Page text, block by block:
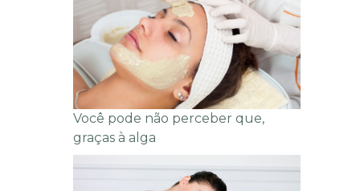
Você pode não perceber que,
graças à alga